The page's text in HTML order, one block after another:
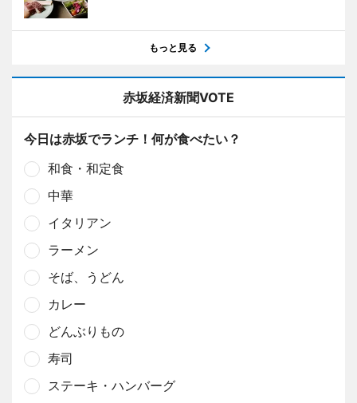
もっと見る
赤坂経済新聞VOTE
今日は赤坂でランチ！何が食べたい？
和食・和定食
中華
イタリアン
ラーメン
そば、うどん
カレー
どんぶりもの
寿司
ステーキ・ハンバーグ